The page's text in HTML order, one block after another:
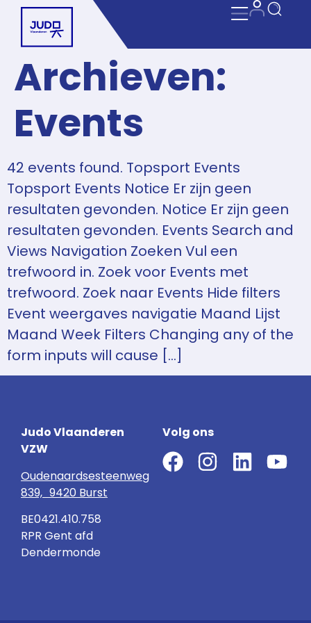
Archieven:
Events
42 events found. Topsport Events
Topsport Events Notice Er zijn geen
resultaten gevonden. Notice Er zijn geen
resultaten gevonden. Events Search and
Views Navigation Zoeken Vul een
trefwoord in. Zoek voor Events met
trefwoord. Zoek naar Events Hide filters
Event weergaves navigatie Maand Lijst
Maand Week Filters Changing any of the
form inputs will cause […]
Judo Vlaanderen
VZW
Oudenaardsesteenweg
839, 9420 Burst
BE0421.410.758
RPR Gent afd
Dendermonde
Volg ons